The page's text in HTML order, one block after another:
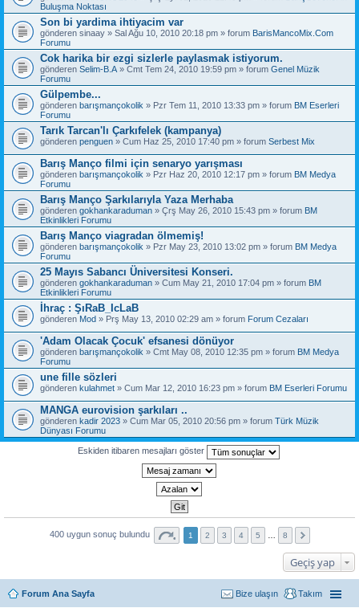
Buluşma Noktası
Son bi yardima ihtiyacim var
gönderen sinaay » Sal Ağu 10, 2010 20:18 pm » forum BarisMancoMix.Com
Forumu
Cok harika bir ezgi sizlerle paylasmak istiyorum.
gönderen Selim-B.A » Cmt Tem 24, 2010 19:59 pm » forum Genel Müzik
Forumu
Gülpembe...
gönderen barışmançokolik » Pzr Tem 11, 2010 13:33 pm » forum BM Eserleri
Forumu
Tarık Tarcan'lı Çarkıfelek (kampanya)
gönderen penguen » Cum Haz 25, 2010 17:40 pm » forum Serbest Mix
Barış Manço filmi için senaryo yarışması
gönderen barışmançokolik » Pzr Haz 20, 2010 12:17 pm » forum BM Medya
Forumu
Barış Manço Şarkılarıyla Yaza Merhaba
gönderen gokhankaraduman » Çrş May 26, 2010 15:43 pm » forum BM
Etkinlikleri Forumu
Barış Manço viagradan ölmemiş!
gönderen barışmançokolik » Pzr May 23, 2010 13:02 pm » forum BM Medya
Forumu
25 Mayıs Sabancı Üniversitesi Konseri.
gönderen gokhankaraduman » Cum May 21, 2010 17:04 pm » forum BM
Etkinlikleri Forumu
İhraç : ŞıRaB_IcLaB
gönderen Mod » Prş May 13, 2010 02:29 am » forum Forum Cezaları
'Adam Olacak Çocuk' efsanesi dönüyor
gönderen barışmançokolik » Cmt May 08, 2010 12:35 pm » forum BM Medya
Forumu
une fille sözleri
gönderen kulahmet » Cum Mar 12, 2010 16:23 pm » forum BM Eserleri Forumu
MANGA eurovision şarkıları ..
gönderen kadir 2023 » Cum Mar 05, 2010 20:56 pm » forum Türk Müzik
Dünyası Forumu
Eskiden itibaren mesajları göster
400 uygun sonuç bulundu 1 2 3 4 5 8
Geçiş yap
Forum Ana Sayfa Takım
Bize ulaşın